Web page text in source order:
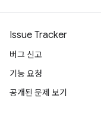
Issue Tracker
버그 신고
기능 요청
공개된 문제 보기